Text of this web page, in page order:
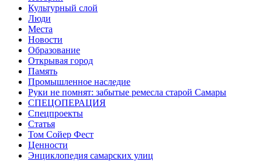
Культурный слой
Люди
Места
Новости
Образование
Открывая город
Память
Промышленное наследие
Руки не помнят: забытые ремесла старой Самары
СПЕЦОПЕРАЦИЯ
Спецпроекты
Статья
Том Сойер Фест
Ценности
Энциклопедия самарских улиц